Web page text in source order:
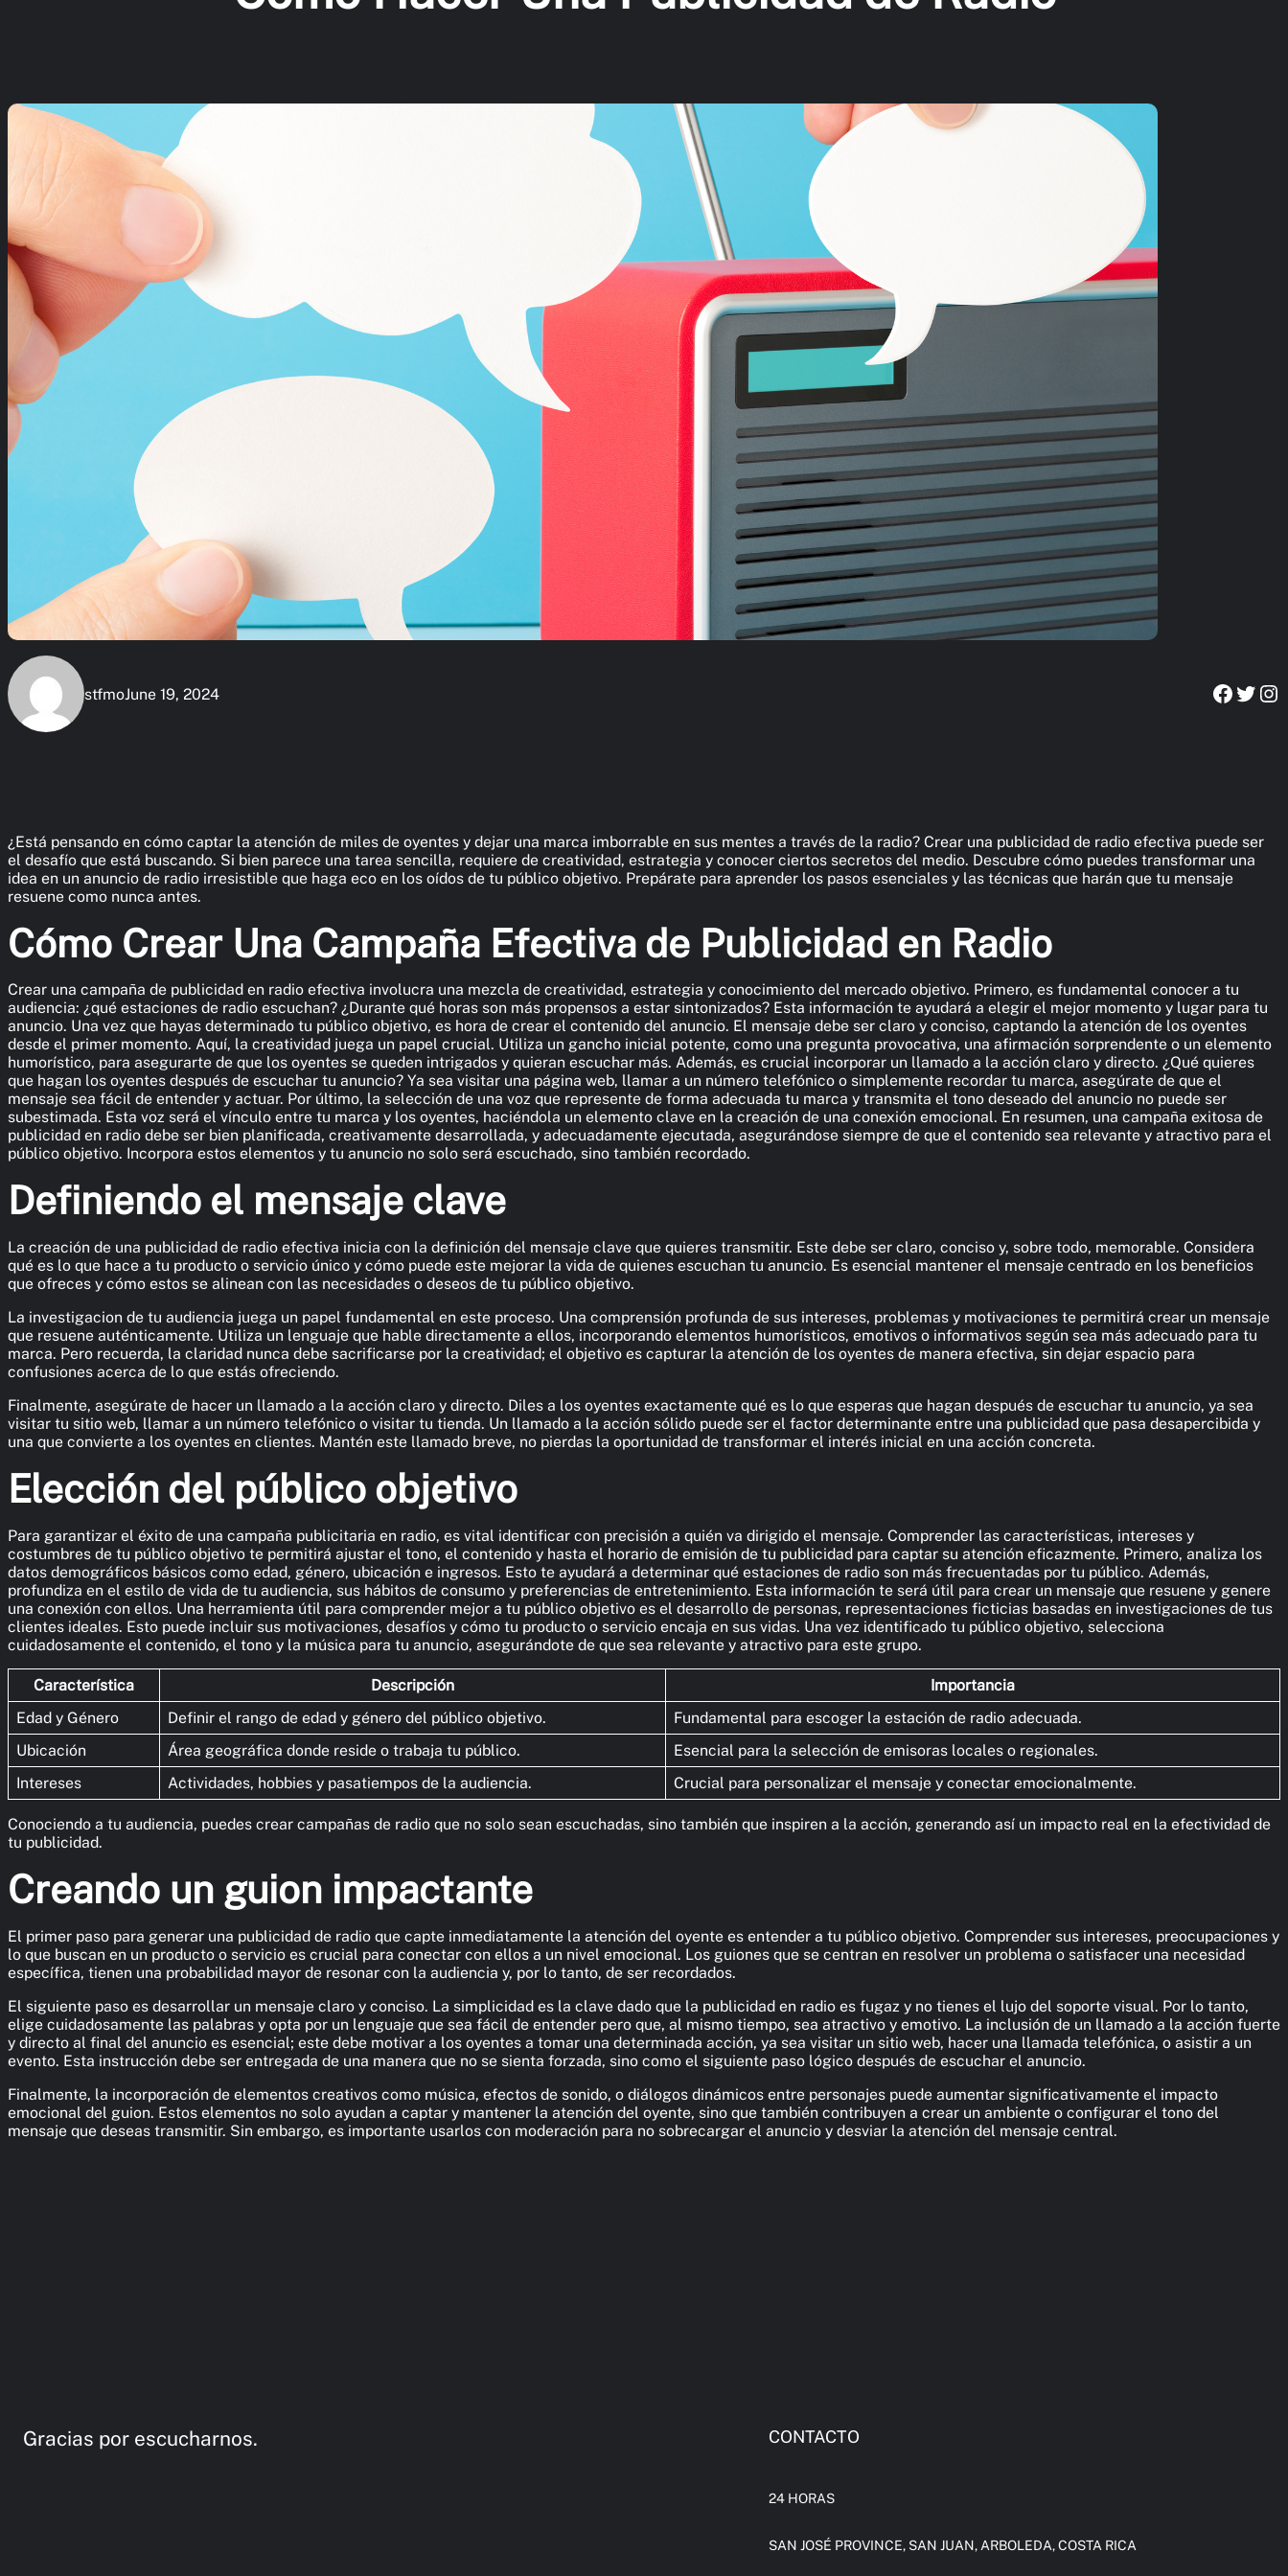
stfmoJune 19, 2024
¿Está pensando en cómo captar la atención de miles de oyentes y dejar una marca imborrable en sus mentes a través de la radio? Crear una publicidad de radio efectiva puede ser
el desafío que está buscando. Si bien parece una tarea sencilla, requiere de creatividad, estrategia y conocer ciertos secretos del medio. Descubre cómo puedes transformar una
idea en un anuncio de radio irresistible que haga eco en los oídos de tu público objetivo. Prepárate para aprender los pasos esenciales y las técnicas que harán que tu mensaje
resuene como nunca antes.
Cómo Crear Una Campaña Efectiva de Publicidad en Radio
Crear una campaña de publicidad en radio efectiva involucra una mezcla de creatividad, estrategia y conocimiento del mercado objetivo. Primero, es fundamental conocer a tu
audiencia: ¿qué estaciones de radio escuchan? ¿Durante qué horas son más propensos a estar sintonizados? Esta información te ayudará a elegir el mejor momento y lugar para tu
anuncio. Una vez que hayas determinado tu público objetivo, es hora de crear el contenido del anuncio. El mensaje debe ser claro y conciso, captando la atención de los oyentes
desde el primer momento. Aquí, la creatividad juega un papel crucial. Utiliza un gancho inicial potente, como una pregunta provocativa, una afirmación sorprendente o un elemento
humorístico, para asegurarte de que los oyentes se queden intrigados y quieran escuchar más. Además, es crucial incorporar un llamado a la acción claro y directo. ¿Qué quieres
que hagan los oyentes después de escuchar tu anuncio? Ya sea visitar una página web, llamar a un número telefónico o simplemente recordar tu marca, asegúrate de que el
mensaje sea fácil de entender y actuar. Por último, la selección de una voz que represente de forma adecuada tu marca y transmita el tono deseado del anuncio no puede ser
subestimada. Esta voz será el vínculo entre tu marca y los oyentes, haciéndola un elemento clave en la creación de una conexión emocional. En resumen, una campaña exitosa de
publicidad en radio debe ser bien planificada, creativamente desarrollada, y adecuadamente ejecutada, asegurándose siempre de que el contenido sea relevante y atractivo para el
público objetivo. Incorpora estos elementos y tu anuncio no solo será escuchado, sino también recordado.
Definiendo el mensaje clave
La creación de una publicidad de radio efectiva inicia con la definición del mensaje clave que quieres transmitir. Este debe ser claro, conciso y, sobre todo, memorable. Considera
qué es lo que hace a tu producto o servicio único y cómo puede este mejorar la vida de quienes escuchan tu anuncio. Es esencial mantener el mensaje centrado en los beneficios
que ofreces y cómo estos se alinean con las necesidades o deseos de tu público objetivo.
La investigacion de tu audiencia juega un papel fundamental en este proceso. Una comprensión profunda de sus intereses, problemas y motivaciones te permitirá crear un mensaje
que resuene auténticamente. Utiliza un lenguaje que hable directamente a ellos, incorporando elementos humorísticos, emotivos o informativos según sea más adecuado para tu
marca. Pero recuerda, la claridad nunca debe sacrificarse por la creatividad; el objetivo es capturar la atención de los oyentes de manera efectiva, sin dejar espacio para
confusiones acerca de lo que estás ofreciendo.
Finalmente, asegúrate de hacer un llamado a la acción claro y directo. Diles a los oyentes exactamente qué es lo que esperas que hagan después de escuchar tu anuncio, ya sea
visitar tu sitio web, llamar a un número telefónico o visitar tu tienda. Un llamado a la acción sólido puede ser el factor determinante entre una publicidad que pasa desapercibida y
una que convierte a los oyentes en clientes. Mantén este llamado breve, no pierdas la oportunidad de transformar el interés inicial en una acción concreta.
Elección del público objetivo
Para garantizar el éxito de una campaña publicitaria en radio, es vital identificar con precisión a quién va dirigido el mensaje. Comprender las características, intereses y
costumbres de tu público objetivo te permitirá ajustar el tono, el contenido y hasta el horario de emisión de tu publicidad para captar su atención eficazmente. Primero, analiza los
datos demográficos básicos como edad, género, ubicación e ingresos. Esto te ayudará a determinar qué estaciones de radio son más frecuentadas por tu público. Además,
profundiza en el estilo de vida de tu audiencia, sus hábitos de consumo y preferencias de entretenimiento. Esta información te será útil para crear un mensaje que resuene y genere
una conexión con ellos. Una herramienta útil para comprender mejor a tu público objetivo es el desarrollo de personas, representaciones ficticias basadas en investigaciones de tus
clientes ideales. Esto puede incluir sus motivaciones, desafíos y cómo tu producto o servicio encaja en sus vidas. Una vez identificado tu público objetivo, selecciona
cuidadosamente el contenido, el tono y la música para tu anuncio, asegurándote de que sea relevante y atractivo para este grupo.
Característica Descripción
Importancia
Edad y Género
Definir el rango de edad y género del público objetivo.
Fundamental para escoger la estación de radio adecuada.
Ubicación
Área geográfica donde reside o trabaja tu público.
Esencial para la selección de emisoras locales o regionales.
Intereses
Actividades, hobbies y pasatiempos de la audiencia. Crucial para personalizar el mensaje y conectar emocionalmente.
Conociendo a tu audiencia, puedes crear campañas de radio que no solo sean escuchadas, sino también que inspiren a la acción, generando así un impacto real en la efectividad de
tu publicidad.
Creando un guion impactante
El primer paso para generar una publicidad de radio que capte inmediatamente la atención del oyente es entender a tu público objetivo. Comprender sus intereses, preocupaciones y
lo que buscan en un producto o servicio es crucial para conectar con ellos a un nivel emocional. Los guiones que se centran en resolver un problema o satisfacer una necesidad
específica, tienen una probabilidad mayor de resonar con la audiencia y, por lo tanto, de ser recordados.
El siguiente paso es desarrollar un mensaje claro y conciso. La simplicidad es la clave dado que la publicidad en radio es fugaz y no tienes el lujo del soporte visual. Por lo tanto,
elige cuidadosamente las palabras y opta por un lenguaje que sea fácil de entender pero que, al mismo tiempo, sea atractivo y emotivo. La inclusión de un llamado a la acción fuerte
y directo al final del anuncio es esencial; este debe motivar a los oyentes a tomar una determinada acción, ya sea visitar un sitio web, hacer una llamada telefónica, o asistir a un
evento. Esta instrucción debe ser entregada de una manera que no se sienta forzada, sino como el siguiente paso lógico después de escuchar el anuncio.
Finalmente, la incorporación de elementos creativos como música, efectos de sonido, o diálogos dinámicos entre personajes puede aumentar significativamente el impacto
emocional del guion. Estos elementos no solo ayudan a captar y mantener la atención del oyente, sino que también contribuyen a crear un ambiente o configurar el tono del
mensaje que deseas transmitir. Sin embargo, es importante usarlos con moderación para no sobrecargar el anuncio y desviar la atención del mensaje central.
Gracias por escucharnos. CONTACTO
24 HORAS
SAN JOSÉ PROVINCE, SAN JUAN, ARBOLEDA, COSTA RICA